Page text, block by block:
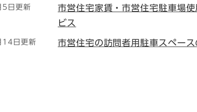
日更新
市営住宅家賃・市営住宅駐車場
ビス
日更新 市営住宅の訪問者用駐車スペース